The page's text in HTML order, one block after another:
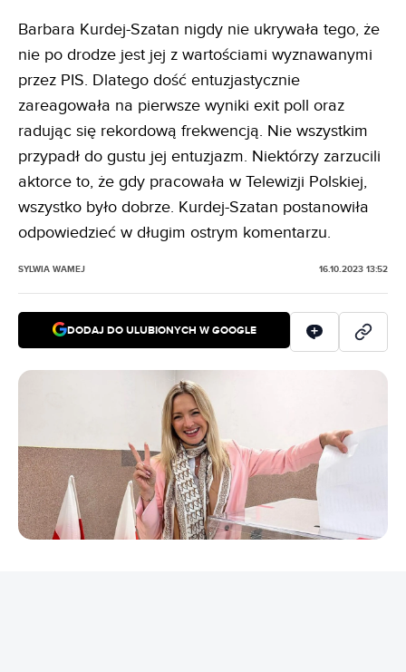
Barbara Kurdej-Szatan nigdy nie ukrywała tego, że
nie po drodze jest jej z wartościami wyznawanymi
przez PIS. Dlatego dość entuzjastycznie
zareagowała na pierwsze wyniki exit poll oraz
radując się rekordową frekwencją. Nie wszystkim
przypadł do gustu jej entuzjazm. Niektórzy zarzucili
aktorce to, że gdy pracowała w Telewizji Polskiej,
wszystko było dobrze. Kurdej-Szatan postanowiła
odpowiedzieć w długim ostrym komentarzu.
SYLWIA WAMEJ 16.10.2023 13:52
DODAJ DO ULUBIONYCH W GOOGLE